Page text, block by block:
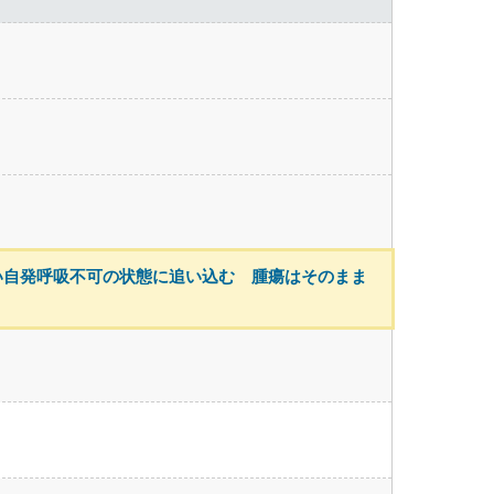
発呼吸不可の状態に追い込む 腫瘍はそのまま